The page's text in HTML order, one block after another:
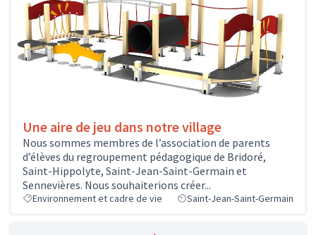
Une aire de jeu dans notre village
Nous sommes membres de l’association de parents
d’élèves du regroupement pédagogique de Bridoré,
Saint-Hippolyte, Saint-Jean-Saint-Germain et
Sennevières. Nous souhaiterions créer...
Environnement et cadre de vie Saint-Jean-Saint-Germain